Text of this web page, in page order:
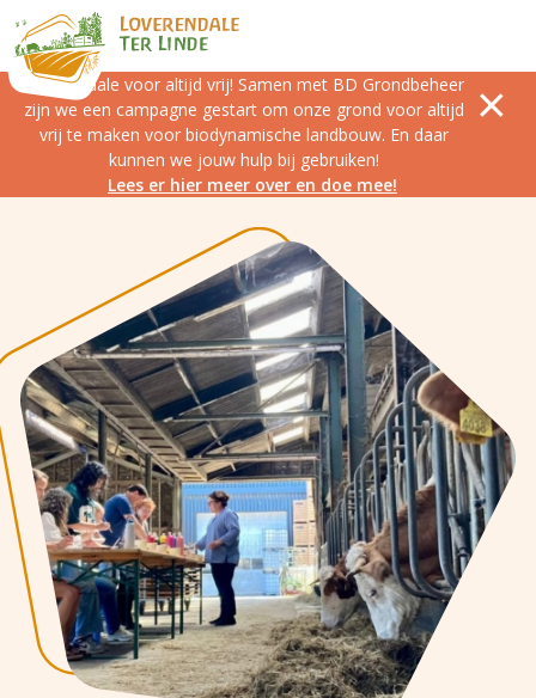
Loverendale voor altijd vrij! Samen met BD Grondbeheer
zijn we een campagne gestart om onze grond voor altijd
vrij te maken voor biodynamische landbouw. En daar
kunnen we jouw hulp bij gebruiken!
Lees er hier meer over en doe mee!